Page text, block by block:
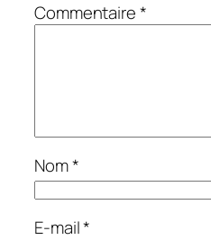
Commentaire*
Nom*
E-mail*